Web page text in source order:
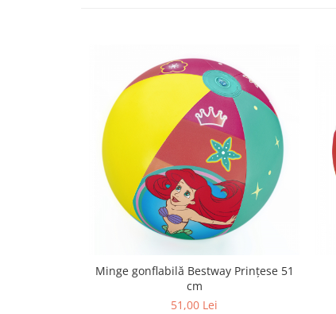
Minge gonflabilă Bestway Prințese 51
cm
51,00 Lei